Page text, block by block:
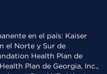
en el país: Kaiser
el Norte y Sur de
Health Plan de
Plan de Georgia, Inc.,